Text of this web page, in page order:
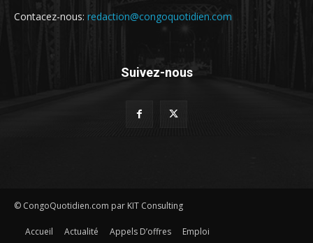
Contacez-nous: redaction@congoquotidien.com
Suivez-nous
© CongoQuotidien.com par KIT Consulting
Accueil Actualité Appels D’offres
Emploi